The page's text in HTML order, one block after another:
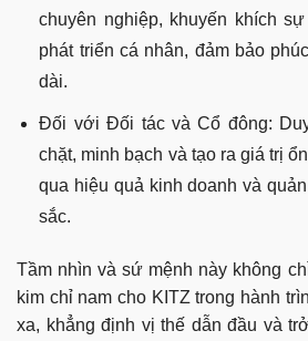
chuyên nghiệp, khuyến khích
phát triển cá nhân, đảm bảo
dài.
Đối với Đối tác và Cổ đông:
chặt, minh bạch và tạo ra giá trị
qua hiệu quả kinh doanh và
sắc.
Tầm nhìn và sứ mệnh này không
kim chỉ nam cho KITZ trong hành
xa, khẳng định vị thế dẫn đầu và